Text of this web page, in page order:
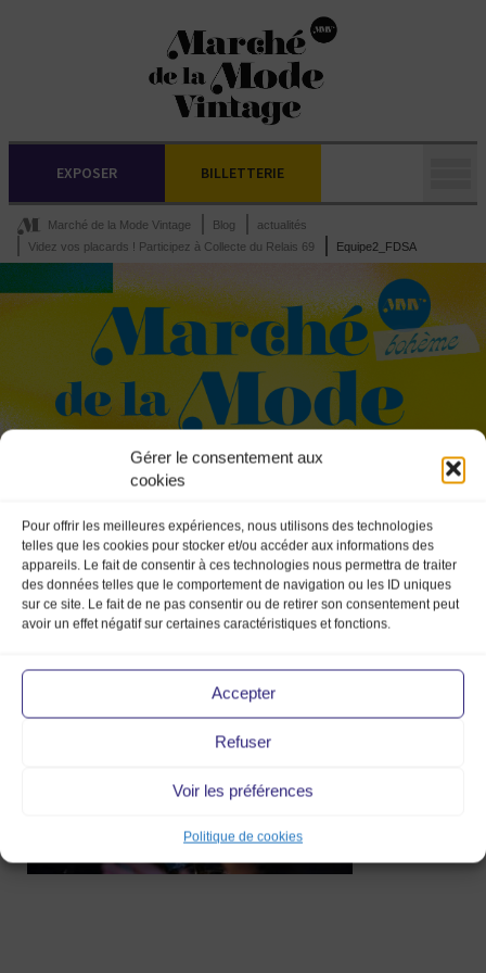
Gérer le consentement aux
cookies
Pour offrir les meilleures expériences, nous utilisons des technologies
telles que les cookies pour stocker et/ou accéder aux informations des
appareils. Le fait de consentir à ces technologies nous permettra de traiter
des données telles que le comportement de navigation ou les ID uniques
sur ce site. Le fait de ne pas consentir ou de retirer son consentement peut
avoir un effet négatif sur certaines caractéristiques et fonctions.
Accepter
Refuser
Voir les préférences
Politique de cookies
EXPOSER BILLETTERIE
Marché de la Mode Vintage Blog
actualités
Videz vos placards ! Participez à Collecte du Relais 69
Equipe2_FDSA
Equipe2_FDSA
11 Mar 2019